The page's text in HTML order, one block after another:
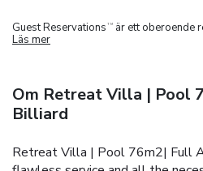
Guest Reservations TM
är ett oberoende
Läs mer
Om Retreat Villa | Pool
Billiard
Retreat Villa | Pool 76m2| Full